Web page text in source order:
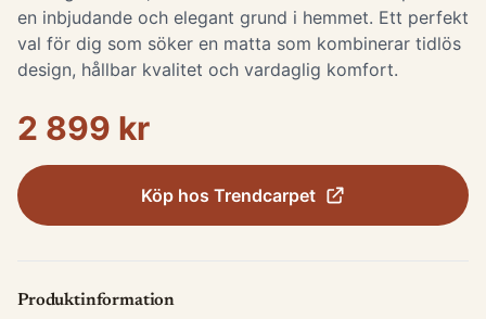
en inbjudande och elegant grund i hemmet. Ett perfekt
val för dig som söker en matta som kombinerar tidlös
design, hållbar kvalitet och vardaglig komfort.
2 899 kr
Köp hos Trendcarpet
Produktinformation